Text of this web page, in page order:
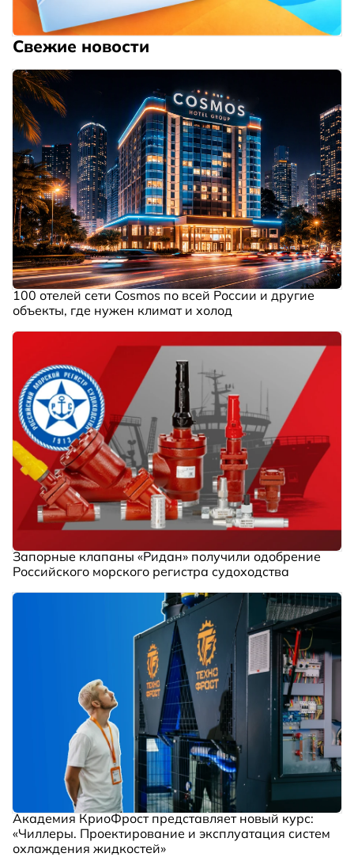
Свежие новости
100 отелей сети Cosmos по всей России и другие
объекты, где нужен климат и холод
Запорные клапаны «Ридан» получили одобрение
Российского морского регистра судоходства
Академия КриоФрост представляет новый курс:
«Чиллеры. Проектирование и эксплуатация систем
охлаждения жидкостей»